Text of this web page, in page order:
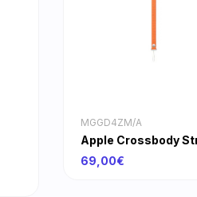
MGGD4ZM/A
Apple Crossbody
69,00€